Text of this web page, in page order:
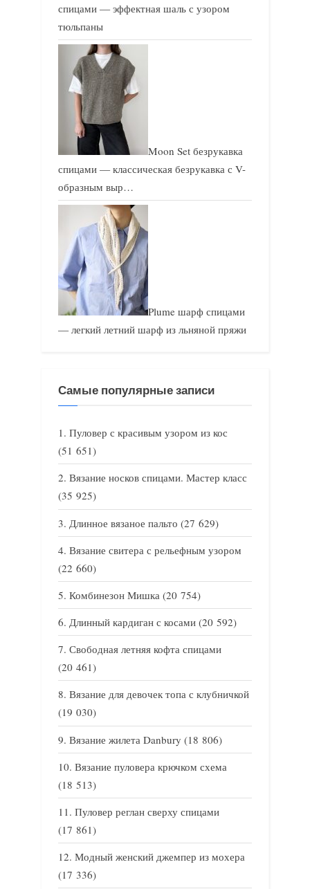
спицами — эффектная шаль с узором
тюльпаны
Moon Set безрукавка
спицами — классическая безрукавка с V-
образным выр…
Plume шарф спицами
— легкий летний шарф из льняной пряжи
Самые популярные записи
Пуловер с красивым узором из кос
(51 651)
Вязание носков спицами. Мастер класс
(35 925)
Длинное вязаное пальто (27 629)
Вязание свитера с рельефным узором
(22 660)
Комбинезон Мишка (20 754)
Длинный кардиган с косами (20 592)
Свободная летняя кофта спицами
(20 461)
Вязание для девочек топа с клубничкой
(19 030)
Вязание жилета Danbury (18 806)
Вязание пуловера крючком схема
(18 513)
Пуловер реглан сверху спицами
(17 861)
Модный женский джемпер из мохера
(17 336)